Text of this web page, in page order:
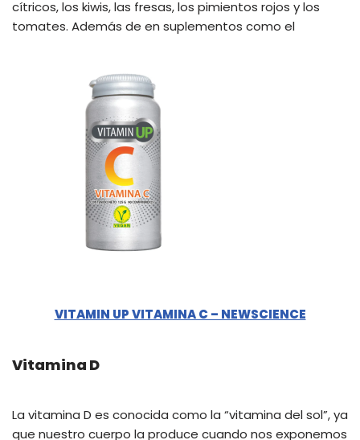
cítricos, los kiwis, las fresas, los pimientos rojos y los
tomates. Además de en suplementos como el
VITAMIN UP VITAMINA C – NEWSCIENCE
Vitamina D
La vitamina D es conocida como la “vitamina del sol”, ya
que nuestro cuerpo la produce cuando nos exponemos